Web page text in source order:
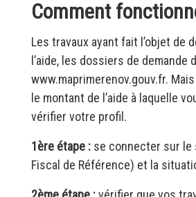
Comment
Les travaux ayant fait l’objet
l’aide, les dossiers de
www.maprimerenov.gouv.fr.
le montant de l’aide à laquelle
vérifier votre profil.
1ère étape : se connecter sur le
Fiscal de Référence) et la